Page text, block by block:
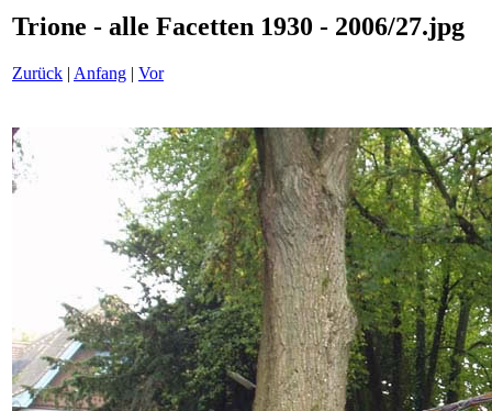
Trione - alle Facetten 1930 - 2006/27.jpg
Zurück | Anfang | Vor